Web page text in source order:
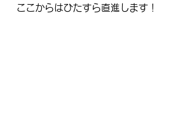
ここからはひたすら直進します！